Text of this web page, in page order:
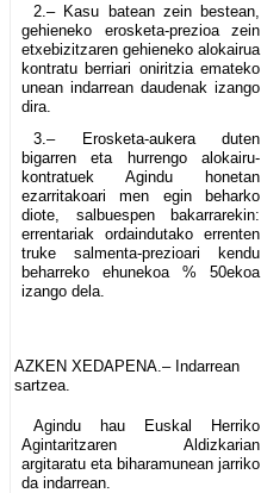
2.– Kasu batean zein bestean,
gehieneko erosketa-prezioa zein
etxebizitzaren gehieneko alokairua
kontratu berriari oniritzia emateko
unean indarrean daudenak izango
dira.
3.– Erosketa-aukera duten
bigarren eta hurrengo alokairu-
kontratuek Agindu honetan
ezarritakoari men egin beharko
diote, salbuespen bakarrarekin:
errentariak ordaindutako errenten
truke salmenta-prezioari kendu
beharreko ehunekoa % 50ekoa
izango dela.
AZKEN XEDAPENA.– Indarrean
sartzea.
Agindu hau Euskal Herriko
Agintaritzaren Aldizkarian
argitaratu eta biharamunean jarriko
da indarrean.